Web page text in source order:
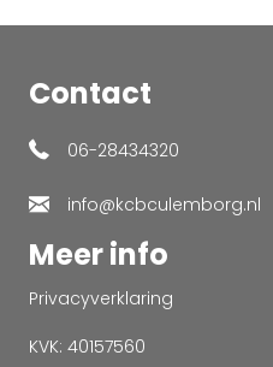
Contact
06-28434320
info@kcbculemborg.nl
Meer info
Privacyverklaring
KVK: 40157560